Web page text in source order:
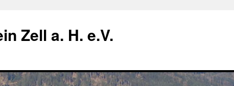
Zell a. H. e.V.